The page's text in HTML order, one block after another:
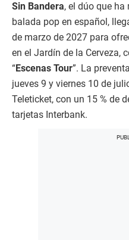
Sin Bandera, el dúo que
balada pop en español,
de marzo de 2027 para
en el Jardín de la Cerveza,
“Escenas Tour”. La
jueves 9 y viernes 10 de
Teleticket, con un 15 % de
tarjetas Interbank.